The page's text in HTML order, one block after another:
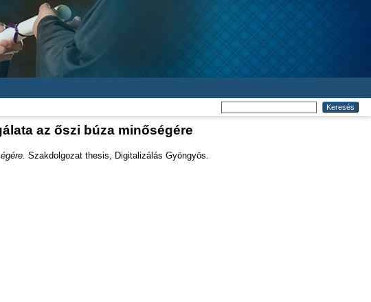
az őszi búza minőségére
Szakdolgozat thesis, Digitalizálás Gyöngyös.